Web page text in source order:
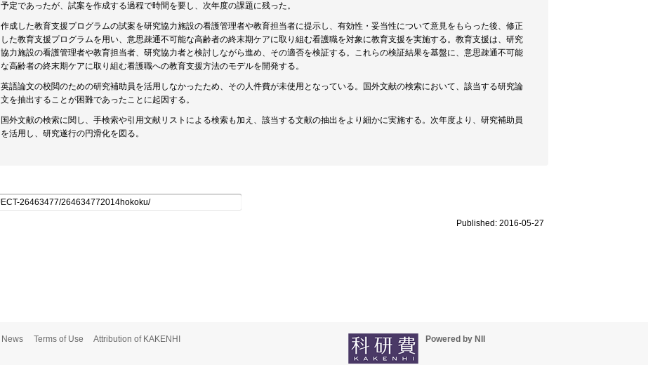
予定であったが、試案を作成する過程で時間を要し、次年度の課題に残った。
作成した教育支援プログラムの試案を研究協力施設の看護管理者や教育担当者に提示し、有効性・妥当性について意見をもらった後、修正
した教育支援プログラムを用い、意思疎通不可能な高齢者の終末期ケアに取り組む看護職を対象に教育支援を実施する。教育支援は、研究
協力施設の看護管理者や教育担当者、研究協力者と検討しながら進め、その適否を検証する。これらの検証結果を基盤に、意思疎通不可能
な高齢者の終末期ケアに取り組む看護職への教育支援方法のモデルを開発する。
英語論文の校閲のための研究補助員を活用しなかったため、その人件費が未使用となっている。国外文献の検索において、該当する研究論
文を抽出することが困難であったことに起因する。
国外文献の検索に関し、手検索や引用文献リストによる検索も加え、該当する文献の抽出をより細かに実施する。次年度より、研究補助員
を活用し、研究遂行の円滑化を図る。
Published: 2016-05-27
News Terms of Use Attribution of KAKENHI Powered by NII